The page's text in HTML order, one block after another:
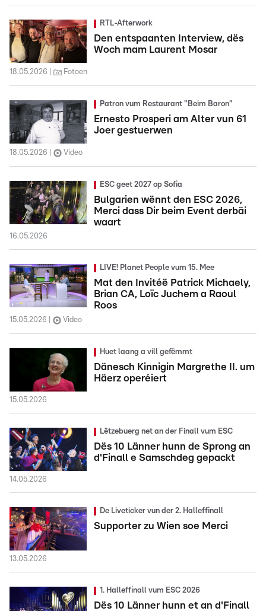
RTL-Afterwork
Den entspaanten Interview, dës
Woch mam Laurent Mosar
18.05.2026 Fotoen
Patron vum Restaurant "Beim Baron"
Ernesto Prosperi am Alter vun 61
Joer gestuerwen
18.05.2026 Video
ESC geet 2027 op Sofia
Bulgarien wënnt den ESC 2026,
Merci dass Dir beim Event derbäi
waart
16.05.2026
LIVE! Planet People vum 15. Mee
Mat den Invitéë Patrick Michaely,
Brian CA, Loïc Juchem a Raoul
Roos
15.05.2026 Video
Huet laang a vill gefëmmt
Dänesch Kinnigin Margrethe II. um
Häerz operéiert
15.05.2026
Lëtzebuerg net an der Finall vum ESC
Dës 10 Länner hunn de Sprong an
d'Finall e Samschdeg gepackt
14.05.2026
De Liveticker vun der 2. Halleffinall
Supporter zu Wien soe Merci
13.05.2026
1. Halleffinall vum ESC 2026
Dës 10 Länner hunn et an d'Finall